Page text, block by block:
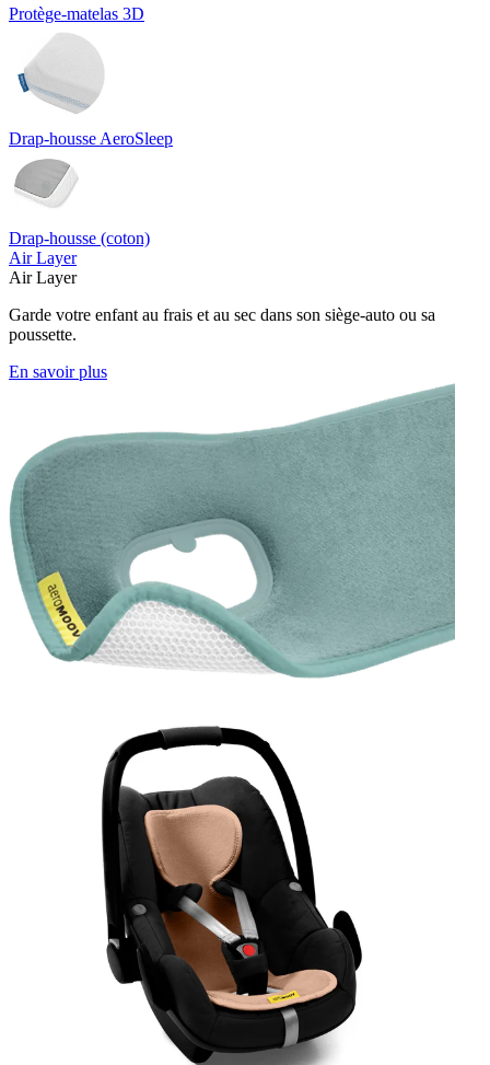
Protège-matelas 3D
Drap-housse AeroSleep
Drap-housse (coton)
Air Layer
Air Layer
Garde votre enfant au frais et au sec dans son siège-auto ou sa
poussette.
En savoir plus